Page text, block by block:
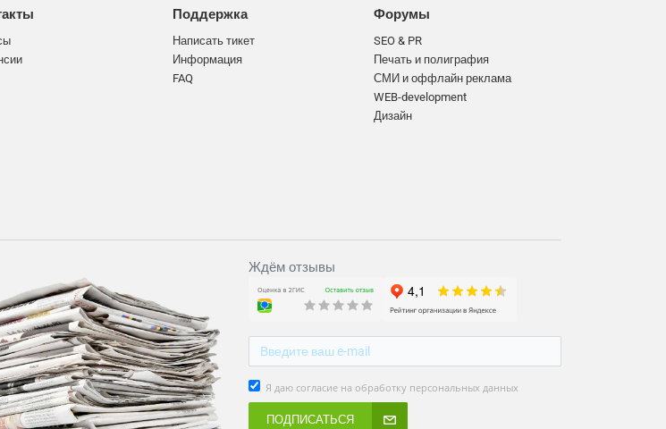
Поддержка
Написать тикет
Информация
FAQ
Форумы
SEO & PR
Печать и полиграфия
СМИ и оффлайн реклама
WEB-development
Дизайн
Ждём отзывы
Я даю согласие на обработку персональных данных
ПОДПИСАТЬСЯ